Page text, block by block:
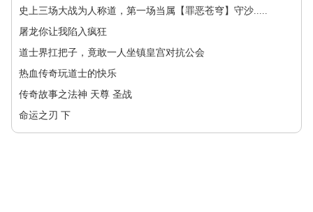
史上三场大战为人称道，第一场当属【罪恶苍穹】守沙.....
屠龙你让我陷入疯狂
道士界扛把子，竟敢一人坐镇皇宫对抗公会
热血传奇玩道士的快乐
传奇故事之法神 天尊 圣战
命运之刃 下